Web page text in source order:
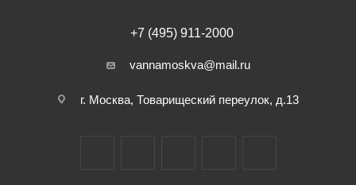
+7 (495) 911-2000
vannamoskva@mail.ru
г. Москва, Товарищеский переулок, д.13